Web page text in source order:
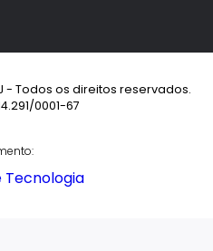
- Todos os direitos reservados.
0001-67